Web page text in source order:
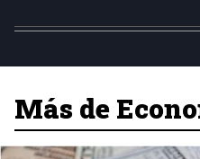
Más de